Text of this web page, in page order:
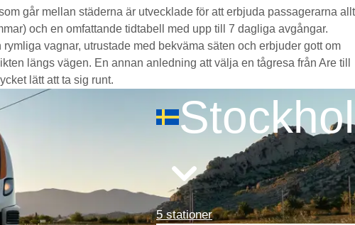
går mellan städerna är utvecklade för att erbjuda passagerarna allt
och en omfattande tidtabell med upp till 7 dagliga avgångar.
vagnar, utrustade med bekväma säten och erbjuder gott om
längs vägen. En annan anledning att välja en tågresa från Are till
lätt att ta sig runt.
5 stationer